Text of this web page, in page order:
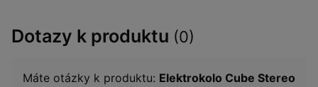
Dotazy k produktu (0)
Máte otázky k produktu: Elektrokolo Cube Stereo